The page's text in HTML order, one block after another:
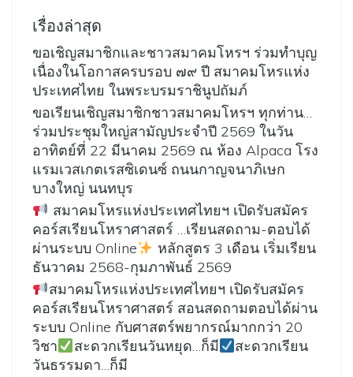
เรื่องล่าสุด
ขอเชิญสมาชิกและชาวสมาคมโหรฯ ร่วมทำบุญ
เนื่องในโอกาสครบรอบ ๗๙ ปี สมาคมโหรแห่ง
ประเทศไทย ในพระบรมราชินูปถัมภ์
ขอเรียนเชิญสมาชิกชาวสมาคมโหรฯ ทุกท่าน…
ร่วมประชุมใหญ่สามัญประจำปี 2569 ในวัน
อาทิตย์ที่ 22 มีนาคม 2569 ณ ห้อง Alpaca โรง
แรมเวสเกตเรสซิเดนซ์ ถนนกาญจนาภิเษก
บางใหญ่ นนทบุร
สมาคมโหรแห่งประเทศไทยฯ เปิดรับสมัคร
คอร์สเรียนโหราศาสตร์ …เรียนสดถาม-ตอบได้
ผ่านระบบ Online
หลักสูตร 3 เดือน เริ่มเรียน
ธันวาคม 2568-กุมภาพันธ์ 2569
สมาคมโหรแห่งประเทศไทยฯ เปิดรับสมัคร
คอร์สเรียนโหราศาสตร์ สอนสดถามตอบได้ผ่าน
ระบบ Online กับศาสตร์พยากรณ์มากกว่า 20
วิชา
สะดวกเรียนวันหยุด…ก็มี
สะดวกเรียน
วันธรรมดา…ก็มี